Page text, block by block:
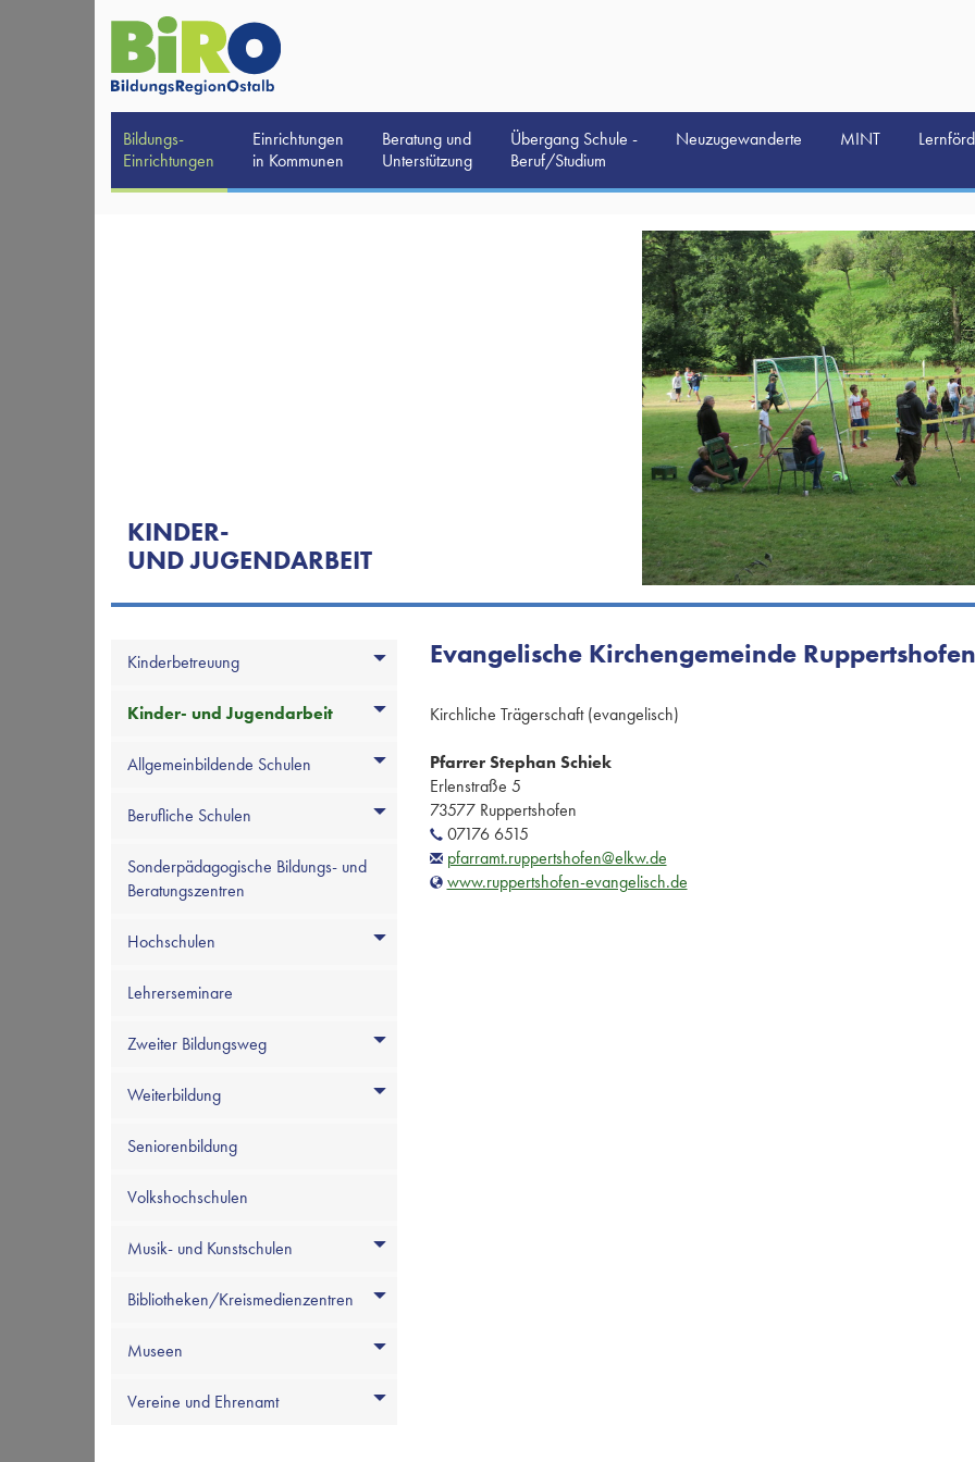
Bildungs-
Einrichtungen
Einrichtungen
in Kommunen
Beratung und
Unterstützung
Übergang Schule -
Beruf/Studium
Neuzugewanderte MINT
KINDER-
UND JUGENDARBEIT
Kinderbetreuung
Kinder- und Jugendarbeit
Allgemeinbildende Schulen
Berufliche Schulen
Sonderpädagogische Bildungs- und
Beratungszentren
Hochschulen
Lehrerseminare
Zweiter Bildungsweg
Weiterbildung
Seniorenbildung
Volkshochschulen
Musik- und Kunstschulen
Bibliotheken/Kreismedienzentren
Museen
Vereine und Ehrenamt
Evangelische Kirchengemeinde Ruppertshofen
Kirchliche Trägerschaft (evangelisch)
Pfarrer Stephan Schiek
Erlenstraße 5
73577 Ruppertshofen
07176 6515
pfarramt.ruppertshofen@elkw.de
www.ruppertshofen-evangelisch.de